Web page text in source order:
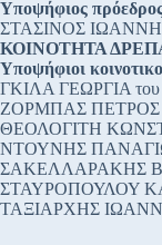
Υποψήφιος
ΣΤΑΣΙΝΟΣ
ΚΟΙΝΟΤΗΤΑ
Υποψήφιοι
ΓΚΙΛΑ ΓΕΩΡΓΙΑ
ΖΟΡΜΠΑΣ ΠΕΤΡΟΣ
ΘΕΟΛΟΓΙΤΗ
ΝΤΟΥΝΗΣ
ΣΑΚΕΛΛΑΡΑΚΗΣ
ΣΤΑΥΡΟΠΟΥΛΟΥ
ΤΑΞΙΑΡΧΗΣ